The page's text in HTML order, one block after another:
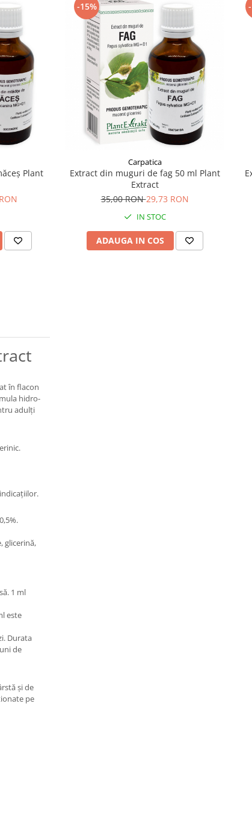
Plant
-15%
Carpatica
Extract din muguri de fag 50 ml Plant
Extract
35,00 RON29,73 RON
IN STOC
ADAUGA IN COS
în flacon
hidro-
adulți
glicerină,
1 ml
este
Durata
de
și de
pe